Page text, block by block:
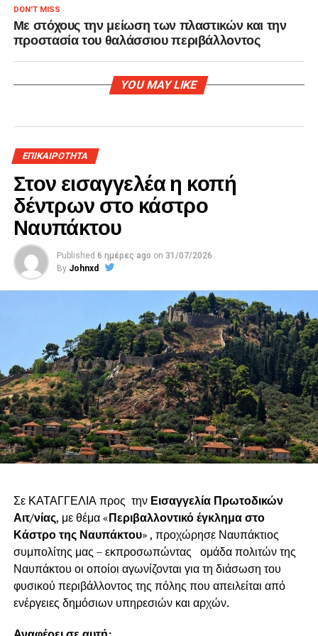
DON'T MISS
Με στόχους την μείωση των πλαστικών και την
προστασία του θαλάσσιου περιβάλλοντος
YOU MAY LIKE
ΕΠΙΚΑΙΡΟΤΗΤΑ
Στον εισαγγελέα η κοπή
δέντρων στο κάστρο
Ναυπάκτου
Published 6 ημέρες ago on 31/07/2026
By Johnxd
Σε ΚΑΤΑΓΓΕΛΙΑ προς την Εισαγγελία Πρωτοδικών
Αιτ/νίας, με θέμα «Περιβαλλοντικό έγκλημα στο
Κάστρο της Ναυπάκτου» , προχώρησε Ναυπάκτιος
συμπολίτης μας – εκπροσωπώντας ομάδα πολιτών της
Ναυπάκτου οι οποίοι αγωνίζονται για τη διάσωση του
φυσικού περιβάλλοντος της πόλης που απειλείται από
ενέργειες δημόσιων υπηρεσιών και αρχών.